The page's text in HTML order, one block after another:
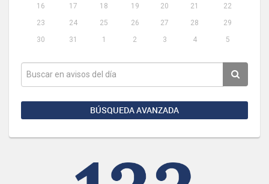
16
17 18 19 20 21
22
23
24 25 26 27 28
29
30
31 1 2 3 4 5
BÚSQUEDA AVANZADA